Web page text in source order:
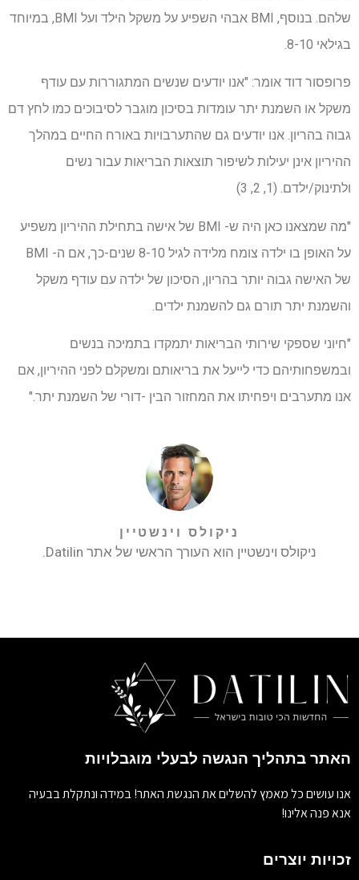
שלהם. בנוסף, BMI אבהי השפיע על משקל הילד ועל BMI, במיוחד
בגילאי 8-10.
פרופסור דוד אומר: "אנו יודעים שנשים המתגוררות עם עודף
משקל או השמנת יתר עומדות בסיכון מוגבר לסיבוכים כמו לחץ דם
גבוה בהריון. אנו יודעים גם שהתערבויות באורח החיים במהלך
ההיריון אינן יעילות לשיפור תוצאות הבריאות עבור נשים
ולתינוק/ילדם. (1, 2, 3)
"מה שמצאנו כאן היה ש- BMI של אישה בתחילת ההיריון משפיע
על האופן בו ילדה צומח מלידה לגיל 8-10 שנים-כך, אם ה- BMI
של האישה גבוה יותר בהריון, הסיכון של ילדה עם עודף משקל
והשמנת יתר תורם גם להשמנת ילדים.
"חיוני שספקי שירותי הבריאות יתמקדו בתמיכה בנשים
ובמשפחותיהם כדי לייעל את בריאותם ומשקלם לפני ההיריון, אם
אנו מתערבים ויפחיתו את המחזור הבין -דורי של השמנת יתר."
ניקולס וינשטיין
ניקולס וינשטיין הוא העורך הראשי של אתר Datilin.
האתר בתהליך הנגשה לבעלי מוגבלויות
אנו עושים כל מאמץ להשלים את הנגשת האתר! במידה ונתקלת בבעיה
אנא פנה אלינו!
זכויות יוצרים